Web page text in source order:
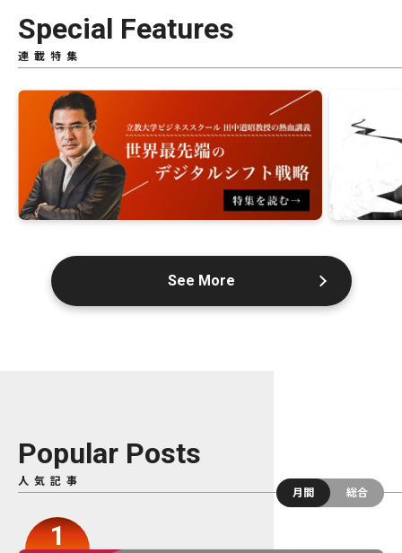
Special Features
連載特集
See More
Popular Posts
人気記事
月間
総合